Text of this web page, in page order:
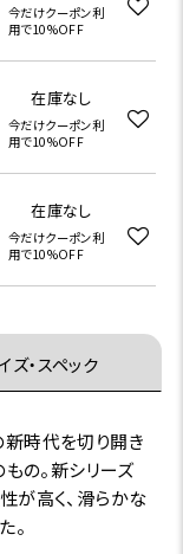
今だけクーポン利
用で10%OFF
在庫なし
今だけクーポン利
用で10%OFF
在庫なし
今だけクーポン利
用で10%OFF
ズ・スペック
時代を切り開き
もの。新シリーズ
が高く、滑らかな
。